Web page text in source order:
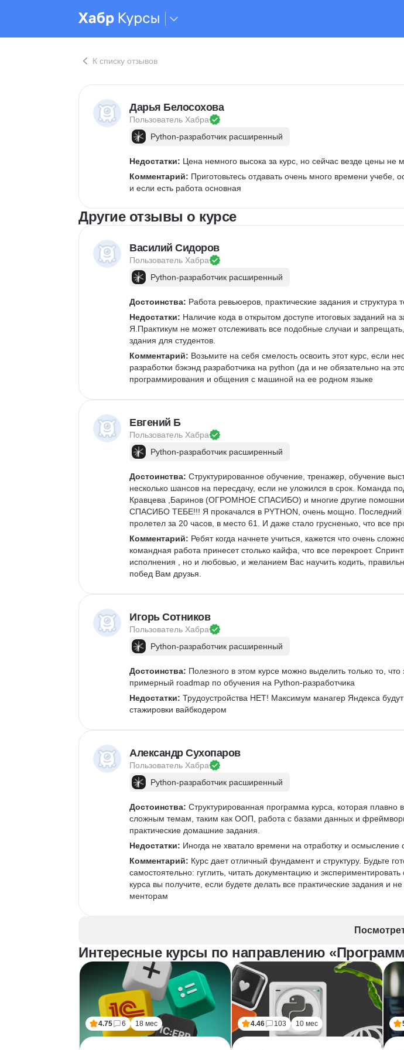
К списку отзывов
Дарья Белосохова
Пользователь Хабра
Python-разработчик расширенный
Недостатки: Цена немного высока за курс, но сейчас везде цены не
Комментарий: Приготовьтесь отдавать очень много времени учебе,
и если есть работа основная
Другие отзывы о курсе
Василий Сидоров
Пользователь Хабра
Python-разработчик расширенный
Достоинства: Работа ревьюеров, практические задания и структура
Недостатки: Наличие кода в открытом доступе итоговых заданий на
Я.Практикум не может отслеживать все подобные случаи и
здания для студентов.
Комментарий: Возьмите на себя смелость освоить этот курс, если
разработки бэкэнд разработчика на python (да и не обязательно на
программирования и общения с машиной на ее родном языке
Евгений Б
Пользователь Хабра
Python-разработчик расширенный
Достоинства: Структурированное обучение, тренажер, обучение
несколько шансов на пересдачу, если не уложился в срок. Команда
Кравцева ,Баринов (ОГРОМНОЕ СПАСИБО) и многие другие
СПАСИБО ТЕБЕ!!! Я прокачался в PYTHON, очень мощно. Последний
пролетел за 20 часов, в место 61. И даже стало грусненько, что все
Комментарий: Ребят когда начнете учиться, кажется что очень
командная работа принесет столько кайфа, что все перекроет.
исполнения , но и любовью, и желанием Вас научить кодить,
побед Вам друзья.
Игорь Сотников
Пользователь Хабра
Python-разработчик расширенный
Достоинства: Полезного в этом курсе можно выделить только то,
примерный roadmap по обучения на Python-разработчика
Недостатки: Трудоустройства НЕТ! Максимум манагер Яндекса
стажировки вайбкодером
Александр Сухопаров
Пользователь Хабра
Python-разработчик расширенный
Достоинства: Структурированная программа курса, которая плавно
сложным темам, таким как ООП, работа с базами данных и
практические домашние задания.
Недостатки: Иногда не хватало времени на отработку и осмысление
Комментарий: Курс дает отличный фундамент и структуру. Будьте
самостоятельно: гуглить, читать документацию и
курса вы получите, если будете делать все практические задания и
менторам
Интересные курсы по направлению
4.75 6 18 мес 4.46 103 10 мес